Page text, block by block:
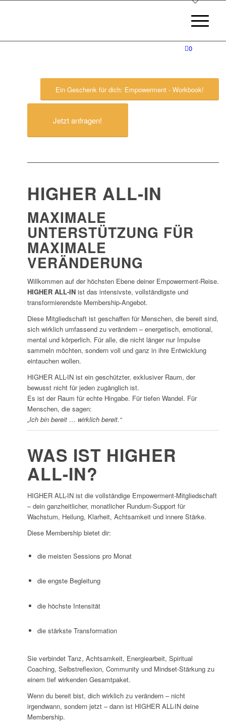
0
Ein Geschenk für dich: Empowerment - Workbook!
Jetzt anfragen!
HIGHER ALL-IN
MAXIMALE
UNTERSTÜTZUNG FÜR
MAXIMALE
VERÄNDERUNG
Willkommen auf der höchsten Ebene deiner Empowerment-Reise.
HIGHER ALL-INist das intensivste, vollständigste und
transformierendste Membership-Angebot.
Diese Mitgliedschaft ist geschaffen für Menschen, die bereit sind,
sich wirklich umfassend zu verändern – energetisch, emotional,
mental und körperlich. Für alle, die nicht länger nur Impulse
sammeln möchten, sondern voll und ganz in ihre Entwicklung
eintauchen wollen.
HIGHER ALL-IN ist ein geschützter, exklusiver Raum, der
bewusst nicht für jeden zugänglich ist.
Es ist der Raum für echte Hingabe. Für tiefen Wandel. Für
Menschen, die sagen:
„Ich bin bereit … wirklich bereit.“
WAS IST HIGHER
ALL-IN?
HIGHER ALL-IN ist die vollständige Empowerment-Mitgliedschaft
– dein ganzheitlicher, monatlicher Rundum-Support für
Wachstum, Heilung, Klarheit, Achtsamkeit und innere Stärke.
Diese Membership bietet dir:
die meisten Sessions pro Monat
die engste Begleitung
die höchste Intensität
die stärkste Transformation
Sie verbindet Tanz, Achtsamkeit, Energiearbeit, Spiritual
Coaching, Selbstreflexion, Community und Mindset-Stärkung zu
einem tief wirkenden Gesamtpaket.
Wenn du bereit bist, dich wirklich zu verändern – nicht
irgendwann, sondern jetzt – dann ist HIGHER ALL-IN deine
Membership.